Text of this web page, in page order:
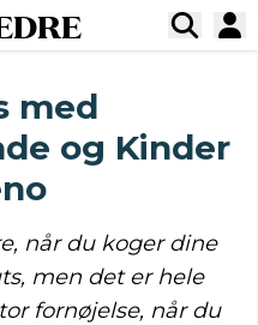
med
og Kinder
når du koger dine
men det er hele
fornøjelse, når du